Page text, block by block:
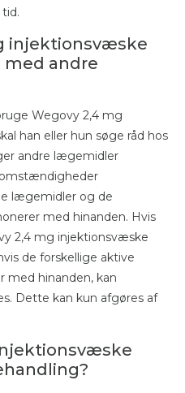
injektionsvæske
med andre
Wegovy 2,4 mg
han eller hun søge råd hos
andre lægemidler
lægemidler og de
med hinanden. Hvis
2,4 mg injektionsvæske
de forskellige aktive
med hinanden, kan
Dette kan kun afgøres af